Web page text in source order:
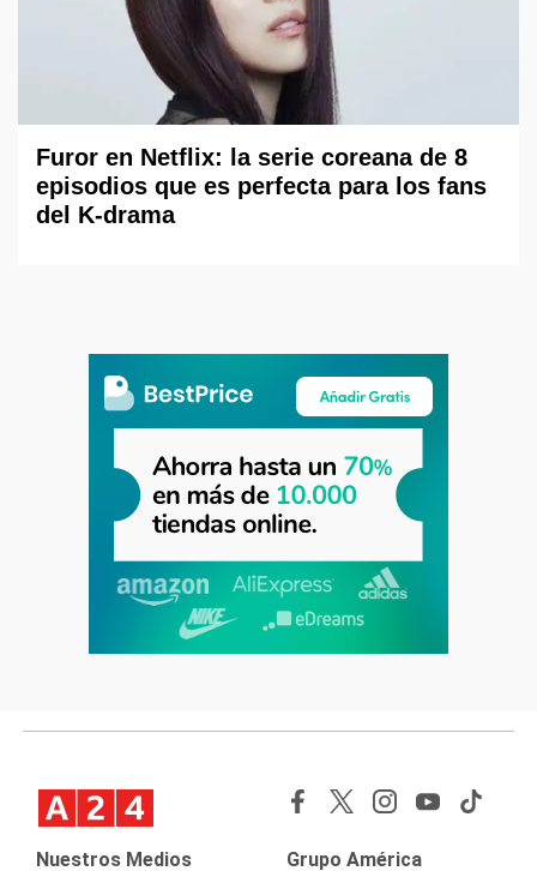
Furor en Netflix: la serie coreana de 8
episodios que es perfecta para los fans
del K-drama
Nuestros Medios Grupo América